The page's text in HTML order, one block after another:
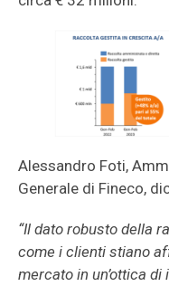
Alessandro Foti,
Generale di Fineco,
“Il dato robusto della
come i clienti stiano
mercato in un’ottica